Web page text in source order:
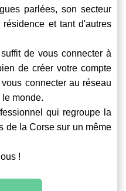
parlées, son secteur
et tant d'autres
de vous connecter à
de créer votre compte
connecter au réseau
monde.
qui regroupe la
de la Corse sur un même
!